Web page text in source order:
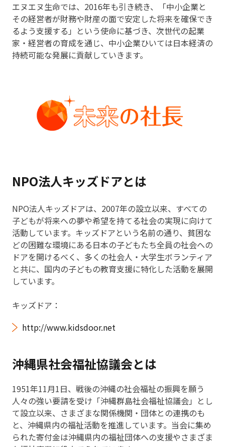
エヌエヌ生命では、2016年も引き続き、「中小企業と
その経営者が財務や財産の面で安定した将来を確保でき
るよう支援する」という使命に基づき、次世代の起業
家・経営者の育成を通じ、中小企業ひいては日本経済の
持続可能な発展に貢献していきます。
NPO法人キッズドアとは
NPO法人キッズドアは、2007年の設立以来、すべての
子どもが将来への夢や希望を持てる社会の実現に向けて
活動しています。キッズドアという名前の通り、貧困な
どの困難な環境にある日本の子どもたち全員の社会への
ドアを開けるべく、多くの社会人・大学生ボランティア
と共に、国内の子どもの教育支援に特化した活動を展開
しています。
キッズドア：
http://www.kidsdoor.net
沖縄県社会福祉協議会とは
1951年11月1日、戦後の沖縄の社会福祉の振興を願う
人々の強い要請を受け「沖縄群島社会福祉協議会」とし
て設立以来、さまざまな関係機関・団体との連携のも
と、沖縄県内の福祉活動を推進しています。当会に集め
られた寄付金は沖縄県内の福祉団体への支援やさまざま